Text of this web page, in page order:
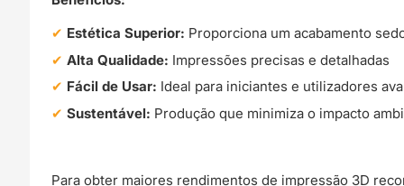
Estética Superior: Proporciona um acabamento
Alta Qualidade: Impressões precisas e detalhadas
Fácil de Usar: Ideal para iniciantes e utilizadores
Sustentável: Produção que minimiza o impacto
Para obter maiores rendimentos de impressão 3D